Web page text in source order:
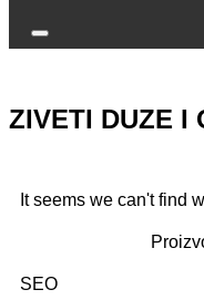
ZIVETI DUZE I
It seems we can't find
SEO